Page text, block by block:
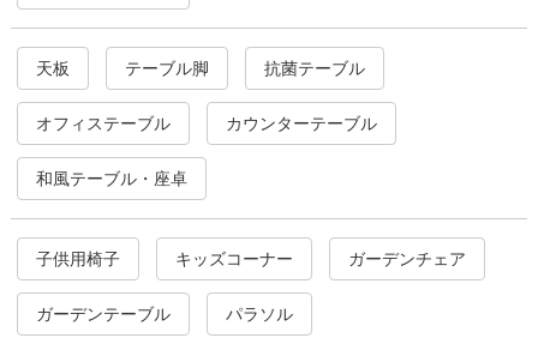
天板 テーブル脚 抗菌テーブル
オフィステーブル カウンターテーブル
和風テーブル・座卓
子供用椅子 キッズコーナー ガーデンチェア
ガーデンテーブル パラソル